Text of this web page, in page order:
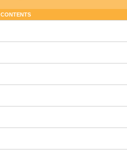
CONTENTS